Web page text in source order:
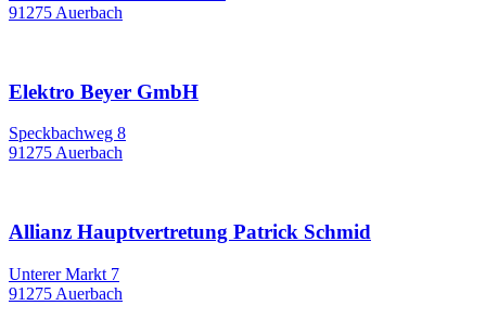
91275 Auerbach
Elektro Beyer GmbH
Speckbachweg 8
91275 Auerbach
Allianz Hauptvertretung Patrick Schmid
Unterer Markt 7
91275 Auerbach